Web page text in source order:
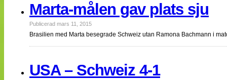
Marta-målen gav plats sju
Publicerad mars 11, 2015
Brasilien med Marta besegrade Schweiz utan Ramona Bachmann i
USA – Schweiz 4-1